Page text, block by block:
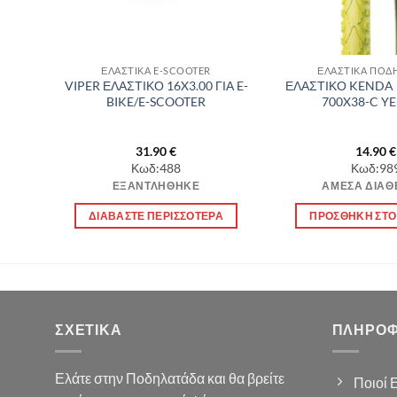
ΕΛΑΣΤΙΚΑ E-SCOOTER
VIPER ΕΛΑΣΤΙΚΟ 16X3.00 ΓΙΑ E-
BIKE/E-SCOOTER
31.90€
Κωδ:488
ΕΞΑΝΤΛΉΘΗΚΕ
ΔΙΑΒΆΣΤΕ ΠΕΡΙΣΣΌΤΕΡΑ
ΕΛΑΣΤΙΚΑ
ΕΛΑΣΤΙΚΟ
700X38-C
14.90€
ΆΜΕΣΑ
ΠΡΟΣΘΉΚΗ ΣΤΟ
ΣΧΕΤΙΚΆ
Ελάτε στην Ποδηλατάδα και θα βρείτε
Ποιοί